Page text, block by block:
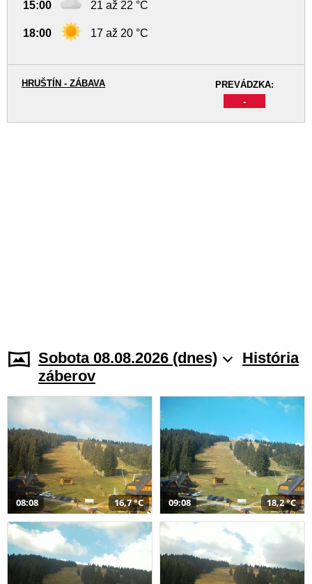
15:00 21 až 22 °C
18:00 17 až 20 °C
PREVÁDZKA:
-
HRUŠTÍN - ZÁBAVA
Sobota 08.08.2026 (dnes)
História
záberov
08:08 16,7 °C 09:08 18,2 °C